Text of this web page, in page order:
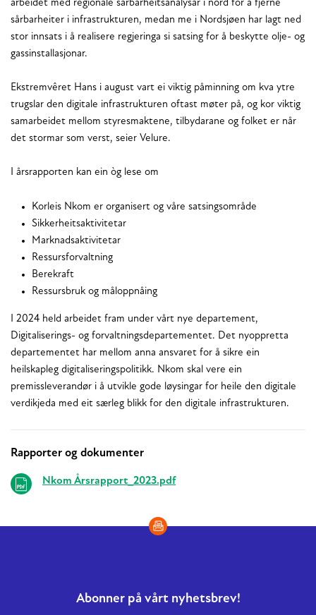
arbeidet med regionale sårbarheitsanalysar i nord for å fjerne
sårbarheiter i infrastrukturen, medan me i Nordsjøen har lagt ned
stor innsats i å realisere regjeringa si satsing for å beskytte olje- og
gassinstallasjonar.
Ekstremvêret Hans i august vart ei viktig påminning om kva ytre
trugslar den digitale infrastrukturen oftast møter på, og kor viktig
samarbeidet mellom styresmaktene, tilbydarane og folket er når
det stormar som verst, seier Velure.
I årsrapporten kan ein òg lese om
Korleis Nkom er organisert og våre satsingsområde
Sikkerheitsaktivitetar
Marknadsaktivitetar
Ressursforvaltning
Berekraft
Ressursbruk og måloppnåing
I 2024 held arbeidet fram under vårt nye departement,
Digitaliserings- og forvaltningsdepartementet. Det nyoppretta
departementet har mellom anna ansvaret for å sikre ein
heilskapleg digitaliseringspolitikk. Nkom skal vere ein
premissleverandør i å utvikle gode løysingar for heile den digitale
verdikjeda med eit særleg blikk for den digitale infrastrukturen.
Relaterte
Rapporter og dokumenter
Nkom Årsrapport_2023.pdf
Abonner på vårt nyhetsbrev!